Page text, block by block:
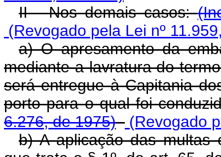
II - Nos demais casos:
(Revogado pela Lei nº
a) O apresamento da
mediante a lavratura do
será entregue à Capitania
porto para o qual foi
6.276, de 1975)
(Revogado
b) A aplicação das multas